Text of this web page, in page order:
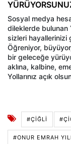
Sosyal medya
dileklerde bulunan
sizleri hayallerinizi
Öğreniyor,
bir geleceğe
aklına, kalbine,
Yollarınız açık
#ÇIĞLI
#ONUR EMRAH